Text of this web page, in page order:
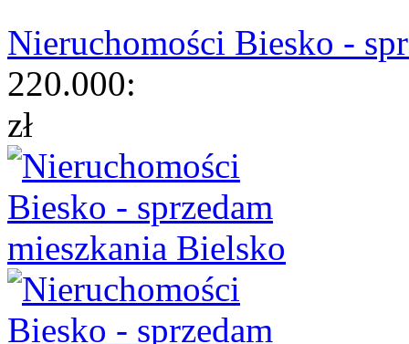
Nieruchomości Biesko -
220.000:
zł